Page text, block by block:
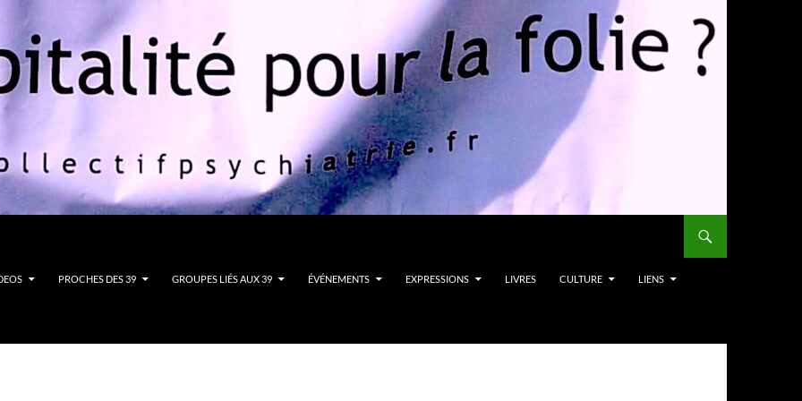
PROCHES DES 39 GROUPES LIÉS AUX 39 ÉVÉNEMENTS EXPRESSIONS LIVRES CULTURE LIENS